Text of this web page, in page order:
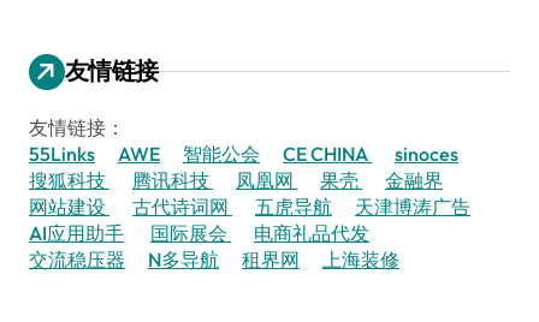
友情链接
友情链接：
55Links
AWE 智能公会 CE CHINA
sinoces
搜狐科技
腾讯科技 凤凰网 果壳
金融界
网站建设
古代诗词网 五虎导航
天津博涛广告
AI应用助手
国际展会
电商礼品代发
交流稳压器
N多导航 租界网 上海装修